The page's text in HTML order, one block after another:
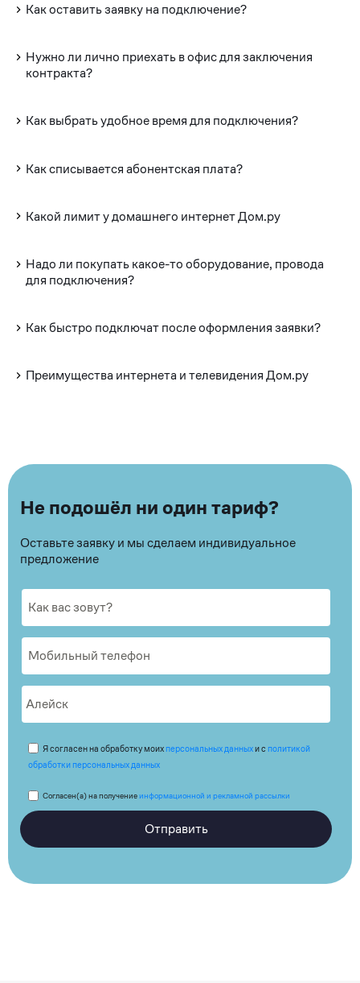
Как оставить заявку на подключение?
Нужно ли лично приехать в офис для заключения
контракта?
Как выбрать удобное время для подключения?
Как списывается абонентская плата?
Какой лимит у домашнего интернет Дом.ру
Надо ли покупать какое-то оборудование, провода
для подключения?
Как быстро подключат после оформления заявки?
Преимущества интернета и телевидения Дом.ру
Не подошёл ни один тариф?
Оставьте заявку и мы сделаем индивидуальное
предложение
Я согласен на обработку моих персональных данныхи с политикой
обработки персональных данных
Согласен(а) на получениеинформационной и рекламной рассылки
Отправить